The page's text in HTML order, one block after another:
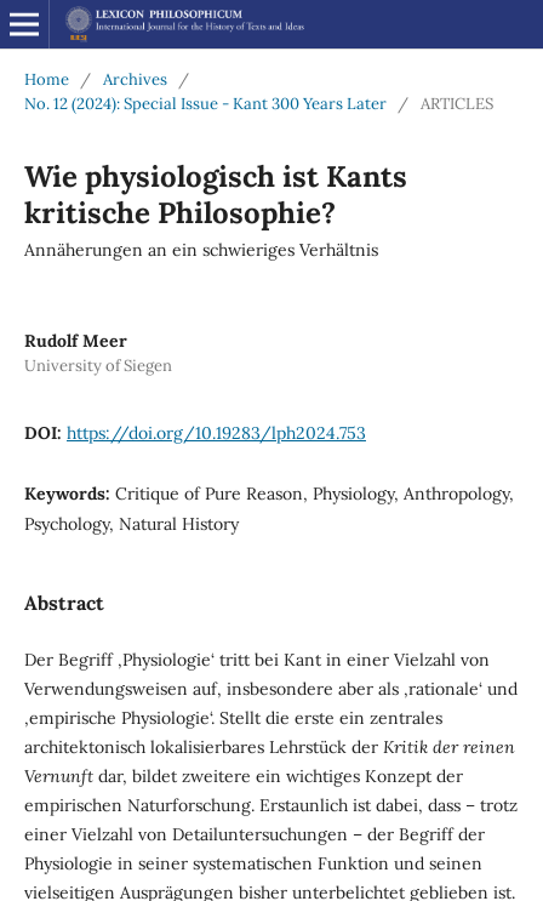
Home / Archives
/
No. 12 (2024): Special Issue - Kant 300 Years Later
/ ARTICLES
Wie physiologisch ist Kants
kritische Philosophie?
Annäherungen an ein schwieriges Verhältnis
Rudolf Meer
University of Siegen
DOI: https://doi.org/10.19283/lph2024.753
Keywords: Critique of Pure Reason, Physiology, Anthropology,
Psychology, Natural History
Abstract
Der Begriff ‚Physiologie‘ tritt bei Kant in einer Vielzahl von
Verwendungsweisen auf, insbesondere aber als ‚rationale‘ und
‚empirische Physiologie‘. Stellt die erste ein zentrales
architektonisch lokalisierbares Lehrstück der Kritik der reinen
Vernunftdar, bildet zweitere ein wichtiges Konzept der
empirischen Naturforschung. Erstaunlich ist dabei, dass – trotz
einer Vielzahl von Detailuntersuchungen – der Begriff der
Physiologie in seiner systematischen Funktion und seinen
vielseitigen Ausprägungen bisher unterbelichtet geblieben ist.